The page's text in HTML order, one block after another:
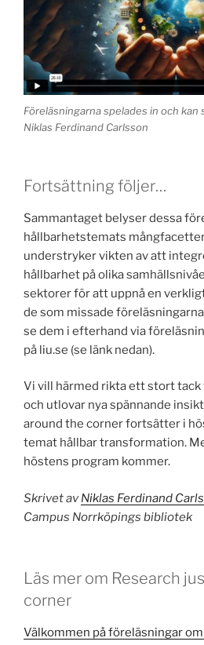
Föreläsningarna spelades in och kan
Niklas Ferdinand Carlsson
Fortsättning följer…
Sammantaget belyser dessa
hållbarhetstemats
understryker vikten av att
hållbarhet på olika
sektorer för att uppnå en
de som missade
se dem i efterhand via
på liu.se (se länk nedan).
Vi vill härmed rikta ett stort
och utlovar nya spännande
around the corner fortsätter i
temat hållbar transformation.
höstens program kommer.
Skrivet avNiklas Ferdinand
Campus Norrköpings bibliotek
Läs mer om Research
corner
Välkommen på föreläsningar